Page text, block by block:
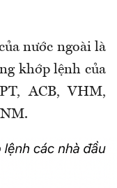
nước ngoài là
khớp lệnh của
ACB, VHM,